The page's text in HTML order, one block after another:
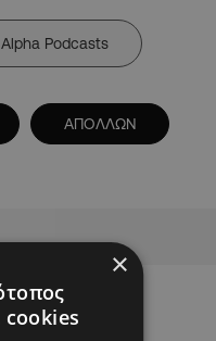
Alpha Podcasts
ΑΠΟΛΛΩΝ
×
cookies